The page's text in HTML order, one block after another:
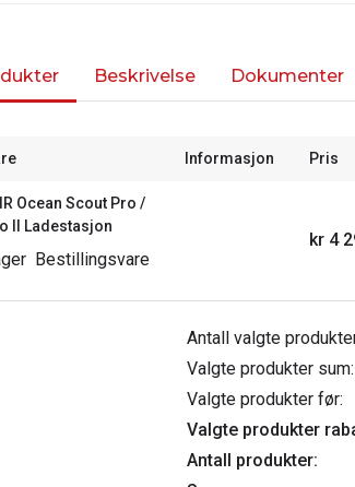
Beskrivelse Dokumenter
Informasjon Pris
Ocean Scout Pro /
II Ladestasjon
Bestillingsvare
kr 4
Antall valgte
Valgte produkter sum:
Valgte produkter før:
Valgte produkter
Antall produkter: